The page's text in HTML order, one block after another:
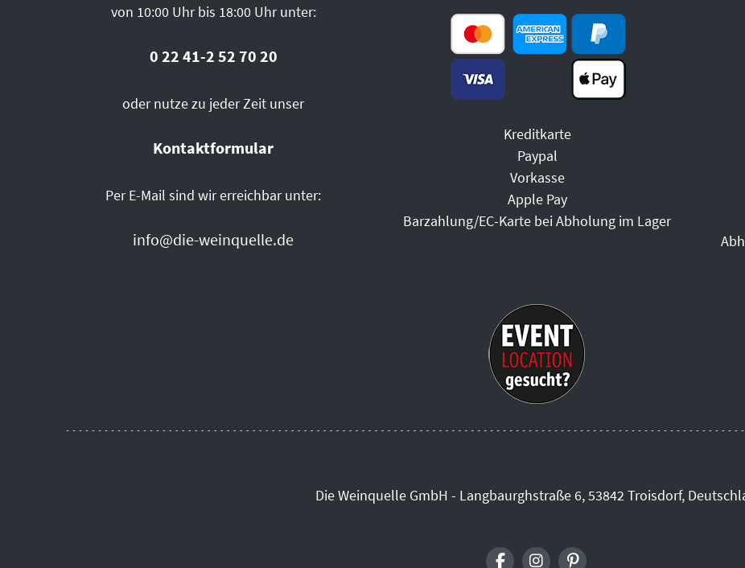
von 10:00 Uhr bis 18:00 Uhr unter:
0 22 41-2 52 70 20
oder nutze zu jeder Zeit unser
Kontaktformular
Per E-Mail sind wir erreichbar unter:
info@die-weinquelle.de
Kreditkarte
Paypal
Vorkasse
Apple Pay
Barzahlung/EC-Karte bei Abholung im Lager
Die Weinquelle GmbH - Langbaurghstraße 6, 53842 Troisdorf,